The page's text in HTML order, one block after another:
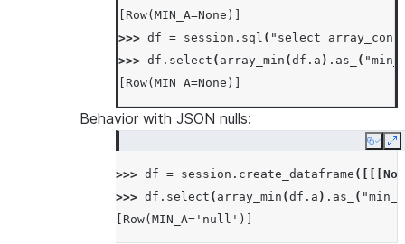
[Row(MIN_A=None)]
>>> df = session . sql ( "select
>>> df . select ( array_min (df . a ) . as_ (
[Row(MIN_A=None)]
Behavior with JSON nulls:
Copy
>>> df = session . create_dataframe ([[[
>>> df . select ( array_min (df . a ) . as_ (
[Row(MIN_A='null')]